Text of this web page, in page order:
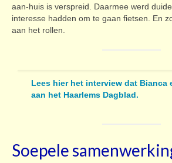
aan-huis is verspreid. Daarmee werd
interesse hadden om te gaan fietsen. En
aan het rollen.
Lees hier het interview dat Bianca
aan het Haarlems Dagblad.
Soepele